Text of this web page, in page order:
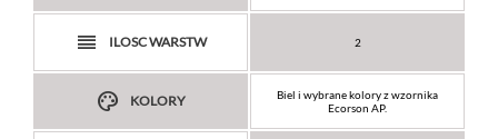
reorder ILOSC WARSTW 2
color_lens KOLORY
Biel i wybrane kolory z wzornika
Ecorson AP.